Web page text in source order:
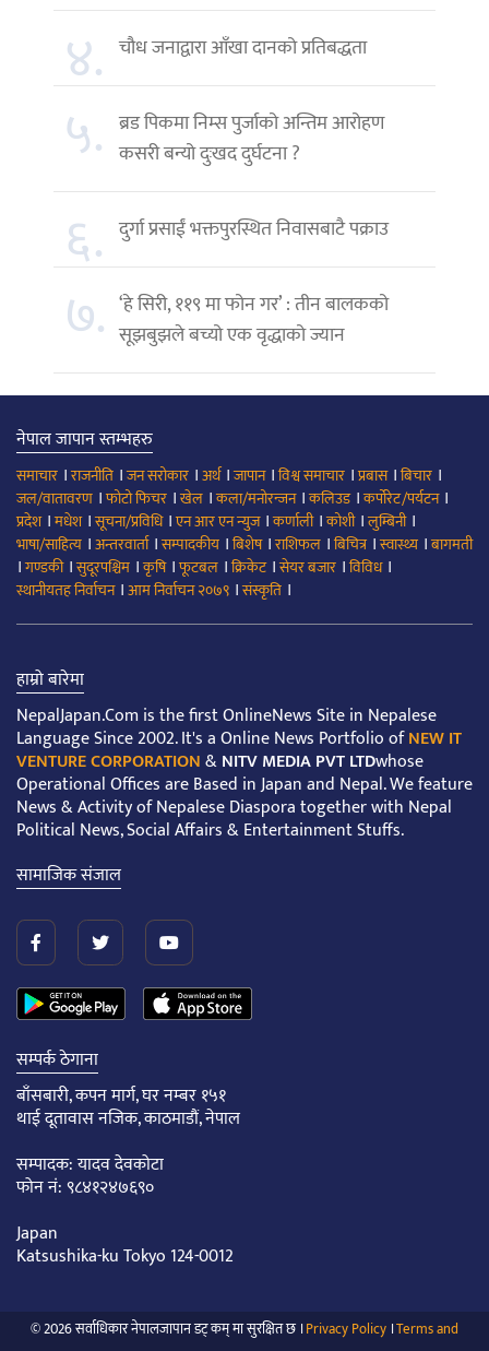
४. चौध जनाद्वारा आँखा दानको प्रतिबद्धता
५. ब्रड पिकमा निम्स पुर्जाको अन्तिम आरोहण
कसरी बन्यो दुःखद दुर्घटना ?
६. दुर्गा प्रसाईं भक्तपुरस्थित निवासबाटै पक्राउ
७. ‘हे सिरी, ११९ मा फोन गर’ : तीन बालकको
सूझबुझले बच्यो एक वृद्धाको ज्यान
नेपाल जापान स्तम्भहरु
समाचार ।राजनीति ।जन सरोकार ।अर्थ।जापान।विश्व समाचार ।प्रबास।बिचार ।
जल/वातावरण ।फोटो फिचर ।खेल ।कला/मनोरन्जन।कलिउड।कर्पोरेट/पर्यटन।
प्रदेश।मधेश।सूचना/प्रविधि।एन आर एन न्युज।कर्णाली।कोशी।लुम्बिनी।
भाषा/साहित्य ।अन्तरवार्ता।सम्पादकीय ।बिशेष।राशिफल ।बिचित्र।स्वास्थ्य ।बागमती
।गण्डकी।सुदूरपश्चिम ।कृषि।फूटबल ।क्रिकेट।सेयर बजार ।विविध।
स्थानीयतह निर्वाचन।आम निर्वाचन २०७९ ।संस्कृति ।
हाम्रो बारेमा
NepalJapan.Com is the first OnlineNews Site in Nepalese
Language Since 2002. It's a Online News Portfolio ofNEW IT
VENTURE CORPORATION&NITV MEDIA PVT LTDwhose
Operational Offices are Based in Japan and Nepal. We feature
News & Activity of Nepalese Diaspora together with Nepal
Political News, Social Affairs & Entertainment Stuffs.
सामाजिक संजाल
सम्पर्क ठेगाना
बाँसबारी, कपन मार्ग, घर नम्बर १५१
थाई दूतावास नजिक, काठमाडौं, नेपाल
सम्पादक: यादव देवकोटा
फोन नं: ९८४१२४७६९०
Japan
Katsushika-ku Tokyo 124-0012
© 2026 सर्वाधिकार नेपालजापान डट् कम् मा सुरक्षित छ ।Privacy Policy ।Terms and